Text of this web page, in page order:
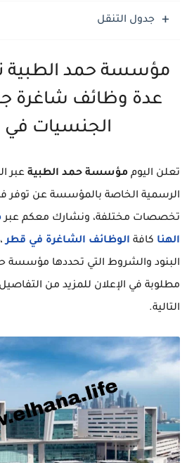
جدول التنقل
مؤسسة حمد الطبية
عدة وظائف شاغرة
الجنسيات
تعلن اليوم مؤسسة حمد الطبية عبر
الرسمية الخاصة بالمؤسسة عن
تخصصات مختلفة، ونشارك معكم عبر
الهنا كافة الوظائف الشاغرة في قطر
البنود والشروط التي تحددها مؤسسة
مطلوبة في الإعلان للمزيد من
التالية.